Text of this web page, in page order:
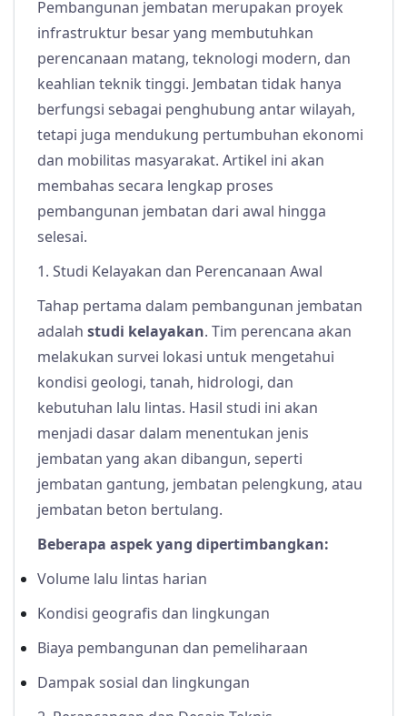
Pembangunan jembatan merupakan proyek
infrastruktur besar yang membutuhkan
perencanaan matang, teknologi modern, dan
keahlian teknik tinggi. Jembatan tidak hanya
berfungsi sebagai penghubung antar wilayah,
tetapi juga mendukung pertumbuhan ekonomi
dan mobilitas masyarakat. Artikel ini akan
membahas secara lengkap proses
pembangunan jembatan dari awal hingga
selesai.
1. Studi Kelayakan dan Perencanaan Awal
Tahap pertama dalam pembangunan jembatan
adalah studi kelayakan. Tim perencana akan
melakukan survei lokasi untuk mengetahui
kondisi geologi, tanah, hidrologi, dan
kebutuhan lalu lintas. Hasil studi ini akan
menjadi dasar dalam menentukan jenis
jembatan yang akan dibangun, seperti
jembatan gantung, jembatan pelengkung, atau
jembatan beton bertulang.
Beberapa aspek yang dipertimbangkan:
Volume lalu lintas harian
Kondisi geografis dan lingkungan
Biaya pembangunan dan pemeliharaan
Dampak sosial dan lingkungan